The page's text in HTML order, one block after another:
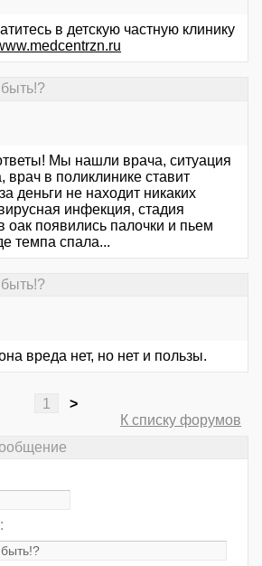
в детскую частную клинику
Мы нашли врача, ситуация
врач в поликлинике ставит
деньги не находит никаких
инфекция, стадия
оак появились палочки и пьем
темпа спала...
вреда нет, но нет и пользы.
1
>
К списку форумов